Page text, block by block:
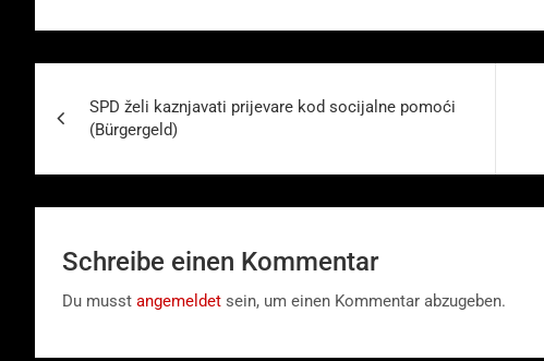
SPD želi kaznjavati prijevare kod socijalne pomoći
(Bürgergeld)
Schreibe einen Kommentar
Du musst angemeldet sein, um einen Kommentar abzugeben.